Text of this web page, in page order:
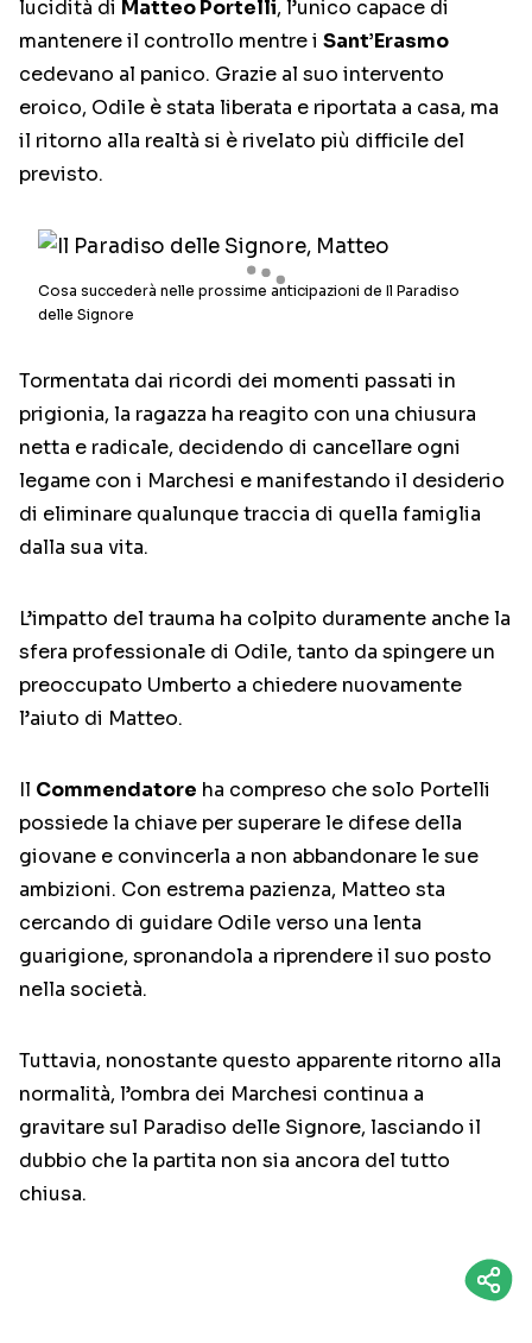
lucidità di Matteo Portelli, l’unico capace di
mantenere il controllo mentre i Sant’Erasmo
cedevano al panico. Grazie al suo intervento
eroico, Odile è stata liberata e riportata a casa, ma
il ritorno alla realtà si è rivelato più difficile del
previsto.
Cosa succederà nelle prossime anticipazioni de Il Paradiso
delle Signore
Tormentata dai ricordi dei momenti passati in
prigionia, la ragazza ha reagito con una chiusura
netta e radicale, decidendo di cancellare ogni
legame con i Marchesi e manifestando il desiderio
di eliminare qualunque traccia di quella famiglia
dalla sua vita.
L’impatto del trauma ha colpito duramente anche la
sfera professionale di Odile, tanto da spingere un
preoccupato Umberto a chiedere nuovamente
l’aiuto di Matteo.
Il Commendatore ha compreso che solo Portelli
possiede la chiave per superare le difese della
giovane e convincerla a non abbandonare le sue
ambizioni. Con estrema pazienza, Matteo sta
cercando di guidare Odile verso una lenta
guarigione, spronandola a riprendere il suo posto
nella società.
Tuttavia, nonostante questo apparente ritorno alla
normalità, l’ombra dei Marchesi continua a
gravitare sul Paradiso delle Signore, lasciando il
dubbio che la partita non sia ancora del tutto
chiusa.